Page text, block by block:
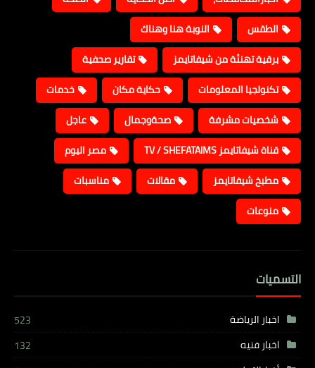
الطقس
النوبة هنا وهناك
برقية تهنئة من شيفاتايمز
تقارير صحفية
تكنولجيا المعلومات
حكاية مكان
خدمات
شخصيات مشرفة
صحةوجمال
عاجل
قناة شيفاتايمز TV / SHEFATAIMS
مصر اليوم
مطبخ شيفاتايمز
مقالات
مناسبات
منوعات
التسميات
اخبار الرياضة
523
اخبار فنيه
132